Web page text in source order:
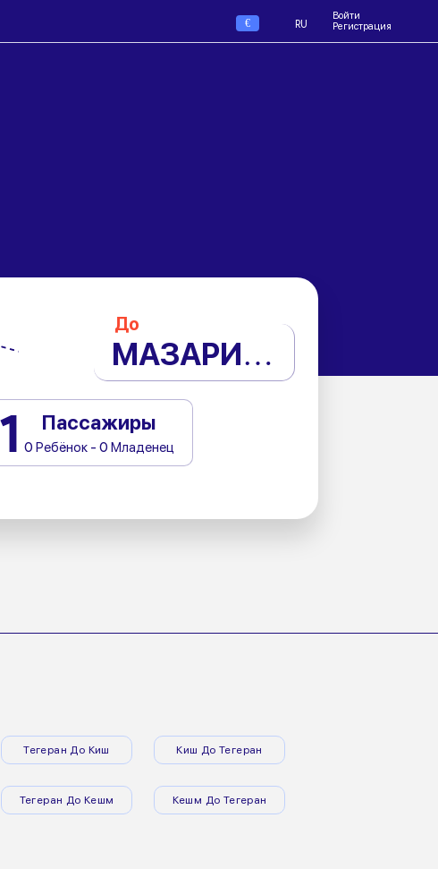
€ RU
Войти
Регистрация
До
МАЗАРИ-ШАРИФ
1 Пассажиры
0 Ребёнок - 0 Младенец
Тегеран До Киш Киш До Тегеран
Тегеран До Кешм Кешм До Тегеран